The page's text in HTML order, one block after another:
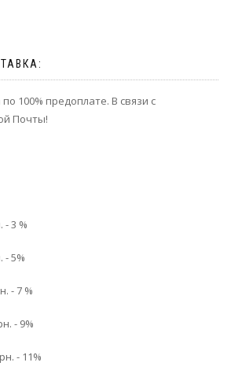
100% предоплате. В связи с
Почты!
- 3 %
- 5%
- 7 %
- 9%
- 11%